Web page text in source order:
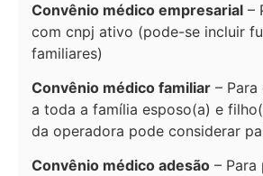
Convênio médico empresarial –
com cnpj ativo (pode-se incluir
familiares)
Convênio médico familiar –
a toda a família esposo(a) e
da operadora pode considerar
Convênio médico adesão – Para